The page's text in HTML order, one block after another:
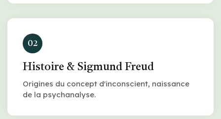
02
Histoire & Sigmund Freud
Origines du concept d'inconscient, naissance
de la psychanalyse.